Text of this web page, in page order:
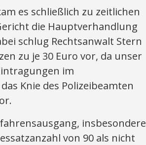
es schließlich zu zeitlichen
die Hauptverhandlung
schlug Rechtsanwalt Stern
zu je 30 Euro vor, da unser
im
Knie des Polizeibeamten
insbesondere
von 90 als nicht